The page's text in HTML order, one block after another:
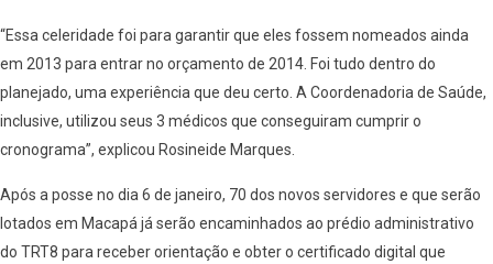
“Essa celeridade foi para garantir que eles fossem nomeados ainda
em 2013 para entrar no orçamento de 2014. Foi tudo dentro do
planejado, uma experiência que deu certo. A Coordenadoria de Saúde,
inclusive, utilizou seus 3 médicos que conseguiram cumprir o
cronograma”, explicou Rosineide Marques.
Após a posse no dia 6 de janeiro, 70 dos novos servidores e que serão
lotados em Macapá já serão encaminhados ao prédio administrativo
do TRT8 para receber orientação e obter o certificado digital que